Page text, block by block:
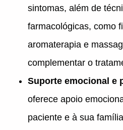
sintomas, além de
farmacológicas, como
aromaterapia e
complementar o
Suporte emocional e
oferece apoio
paciente e à sua